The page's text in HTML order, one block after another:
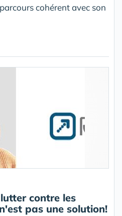
cohérent avec son
contre les
pas une solution!